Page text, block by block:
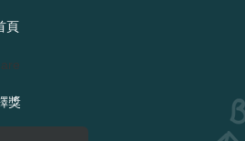
頁
獎